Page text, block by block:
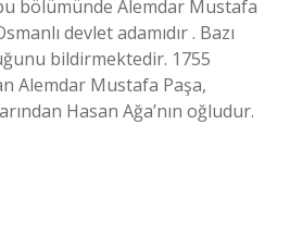
bu bölümünde Alemdar Mustafa
devlet adamıdır . Bazı
bildirmektedir. 1755
Alemdar Mustafa Paşa,
Hasan Ağa’nın oğludur.